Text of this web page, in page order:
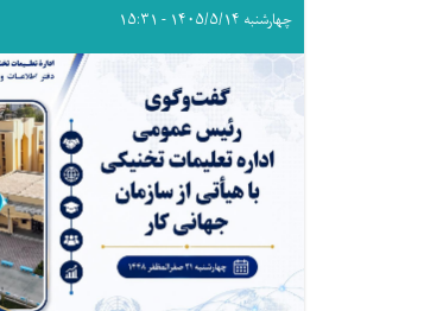
چهارشنبه ۱۴۰۵/۵/۱۴ - ۱۵:۳۱